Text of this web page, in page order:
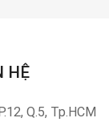
HỆ
Q.5, Tp.HCM